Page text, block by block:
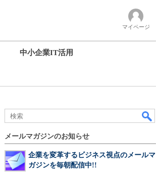
マイページ
中小企業IT活用
メールマガジンのお知らせ
企業を変革するビジネス視点のメールマ
ガジンを毎朝配信中!!